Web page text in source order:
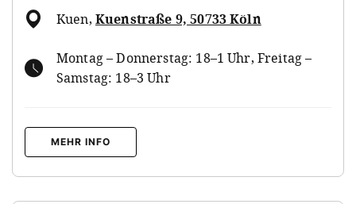
Kuen, Kuenstraße 9, 50733 Köln
Montag – Donnerstag: 18–1 Uhr, Freitag –
Samstag: 18–3 Uhr
MEHR INFO